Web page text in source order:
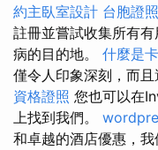
約主臥室設計 台胞證
註冊並嘗試收集所有
病的目的地。 什麼是
僅令人印象深刻，而
資格證照 您也可以在
上找到我們。
和卓越的酒店優惠，